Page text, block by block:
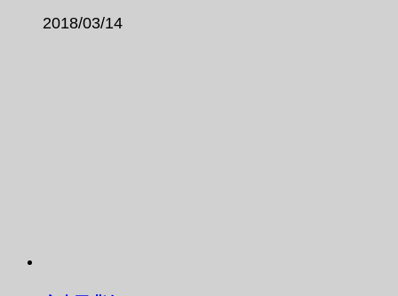
2018/03/14